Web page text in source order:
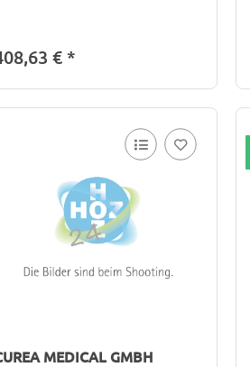
€*
MEDICAL GMBH